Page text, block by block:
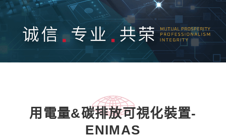
⽤電量&碳排放可視化裝置-
ENIMAS